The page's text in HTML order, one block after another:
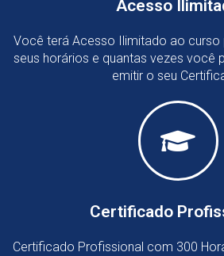
Acesso
Você terá Acesso Ilimitado ao curso
seus horários e quantas vezes você
emitir o seu
Certificado
Certificado Profissional com 300